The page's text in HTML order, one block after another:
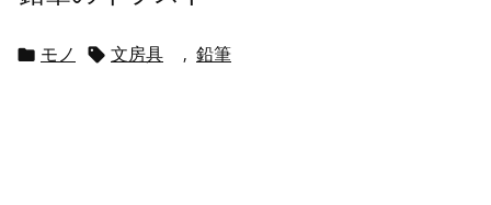
 モノ  文房具 , 鉛筆